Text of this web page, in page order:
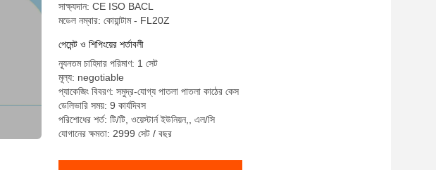
সাক্ষ্যদান: CE ISO BACL
মডেল নম্বার: কোয়ান্টাম - FL20Z
পেমেন্ট ও শিপিংয়ের শর্তাবলী
ন্যূনতম চাহিদার পরিমাণ: 1 সেট
মূল্য: negotiable
প্যাকেজিং বিবরণ: সমুদ্র-যোগ্য পাতলা পাতলা কাঠের কেস
ডেলিভারি সময়: 9 কার্যদিবস
পরিশোধের শর্ত: টি/টি, ওয়েস্টার্ন ইউনিয়ন,, এল/সি
যোগানের ক্ষমতা: 2999 সেট / বছর